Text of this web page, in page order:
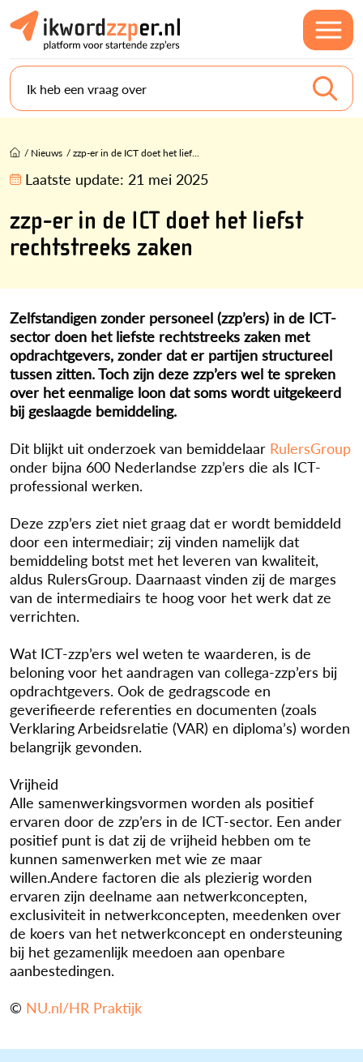
Ik heb een vraag over
/ Nieuws /zzp-er in de ICT doet het lief...
Laatste update: 21 mei 2025
zzp-er in de ICT doet het liefst
rechtstreeks zaken
Zelfstandigen zonder personeel (zzp’ers) in de ICT-
sector doen het liefste rechtstreeks zaken met
opdrachtgevers, zonder dat er partijen structureel
tussen zitten. Toch zijn deze zzp’ers wel te spreken
over het eenmalige loon dat soms wordt uitgekeerd
bij geslaagde bemiddeling.
Dit blijkt uit onderzoek van bemiddelaar RulersGroup
onder bijna 600 Nederlandse zzp’ers die als ICT-
professional werken.
Deze zzp’ers ziet niet graag dat er wordt bemiddeld
door een intermediair; zij vinden namelijk dat
bemiddeling botst met het leveren van kwaliteit,
aldus RulersGroup. Daarnaast vinden zij de marges
van de intermediairs te hoog voor het werk dat ze
verrichten.
Wat ICT-zzp’ers wel weten te waarderen, is de
beloning voor het aandragen van collega-zzp’ers bij
opdrachtgevers. Ook de gedragscode en
geverifieerde referenties en documenten (zoals
Verklaring Arbeidsrelatie (VAR) en diploma’s) worden
belangrijk gevonden.
Vrijheid
Alle samenwerkingsvormen worden als positief
ervaren door de zzp’ers in de ICT-sector. Een ander
positief punt is dat zij de vrijheid hebben om te
kunnen samenwerken met wie ze maar
willen.Andere factoren die als plezierig worden
ervaren zijn deelname aan netwerkconcepten,
exclusiviteit in netwerkconcepten, meedenken over
de koers van het netwerkconcept en ondersteuning
bij het gezamenlijk meedoen aan openbare
aanbestedingen.
© NU.nl/HR Praktijk